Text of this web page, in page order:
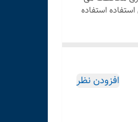
استفاده
افزودن نظر